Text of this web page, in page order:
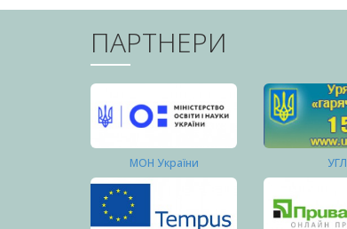
ПАРТНЕРИ
МОН України УГЛ